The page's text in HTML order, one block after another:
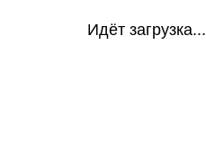
Идёт загрузка...